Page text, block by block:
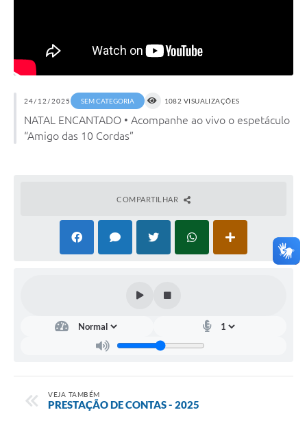
24/12/2025 SEM CATEGORIA 1082 VISUALIZAÇÕES
NATAL ENCANTADO • Acompanhe ao vivo o espetáculo
“Amigo das 10 Cordas”
COMPARTILHAR
VEJA TAMBÉM
PRESTAÇÃO DE CONTAS - 2025